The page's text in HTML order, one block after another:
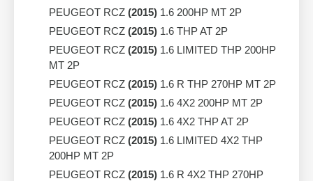
PEUGEOT RCZ (2015) 1.6 200HP MT 2P
PEUGEOT RCZ (2015) 1.6 THP AT 2P
PEUGEOT RCZ (2015) 1.6 LIMITED THP 200HP
MT 2P
PEUGEOT RCZ (2015) 1.6 R THP 270HP MT 2P
PEUGEOT RCZ (2015) 1.6 4X2 200HP MT 2P
PEUGEOT RCZ (2015) 1.6 4X2 THP AT 2P
PEUGEOT RCZ (2015) 1.6 LIMITED 4X2 THP
200HP MT 2P
PEUGEOT RCZ (2015) 1.6 R 4X2 THP 270HP